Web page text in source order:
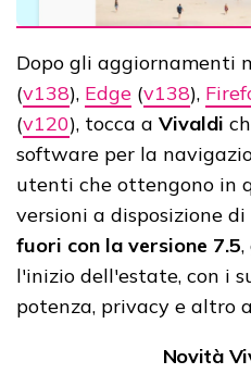
Dopo gli aggiornamenti
(v138), Edge (v138),
(v120), tocca a Vivaldi
software per la
utenti che ottengono in
versioni a disposizione
fuori con la versione 7.5
l'inizio dell'estate, con i
potenza, privacy e altro
Novità